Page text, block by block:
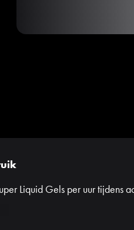
Liquid Gels per uur tijdens